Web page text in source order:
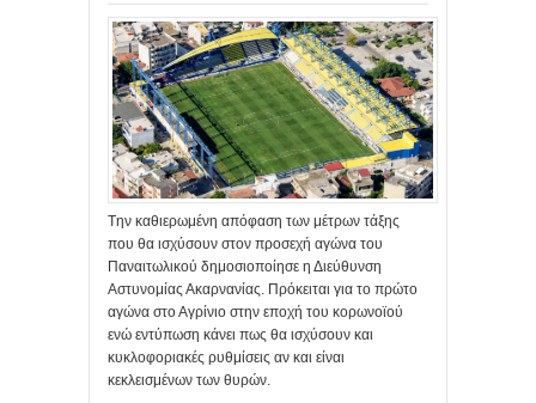
Tην καθιερωμένη απόφαση των μέτρων τάξης
που θα ισχύσουν στον προσεχή αγώνα του
Παναιτωλικού δημοσιοποίησε η Διεύθυνση
Αστυνομίας Ακαρνανίας. Πρόκειται για το πρώτο
αγώνα στο Αγρίνιο στην εποχή του κορωνοϊού
ενώ εντύπωση κάνει πως θα ισχύσουν και
κυκλοφοριακές ρυθμίσεις αν και είναι
κεκλεισμένων των θυρών.